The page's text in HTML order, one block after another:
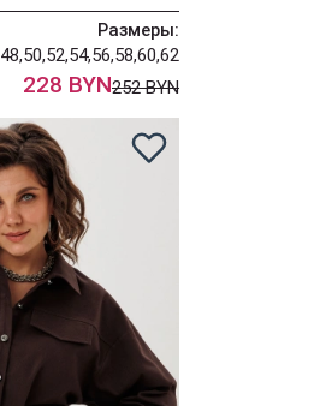
Размеры:
48,50,52,54,56,58,60,62
228 BYN252 BYN